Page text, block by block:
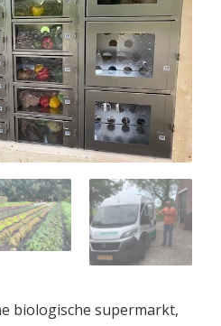
biologische supermarkt,